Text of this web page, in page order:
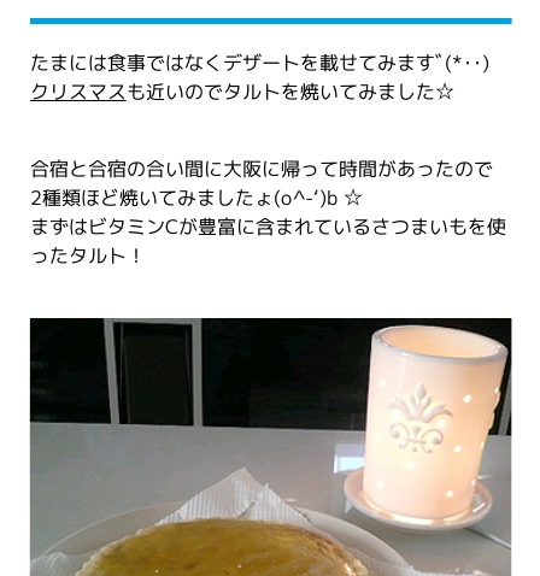
たまには食事ではなくデザートを載せてみますﾞ(*･･)
クリスマスも近いのでタルトを焼いてみました☆
合宿と合宿の合い間に大阪に帰って時間があったので
2種類ほど焼いてみましたょ(o^-‘)b ☆
まずはビタミンCが豊富に含まれているさつまいもを使
ったタルト！